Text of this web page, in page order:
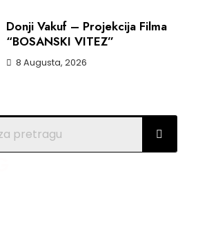
Donji Vakuf – Projekcija Filma
“BOSANSKI VITEZ”
8 Augusta, 2026